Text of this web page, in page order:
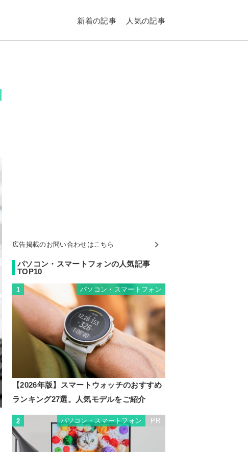
新着の記事 人気の記事
広告掲載のお問い合わせはこちら
パソコン・スマートフォンの人気記事
TOP10
1 パソコン・スマートフォン
【2026年版】スマートウォッチのおすすめ
ランキング27選。人気モデルをご紹介
2 パソコン・スマートフォン PR